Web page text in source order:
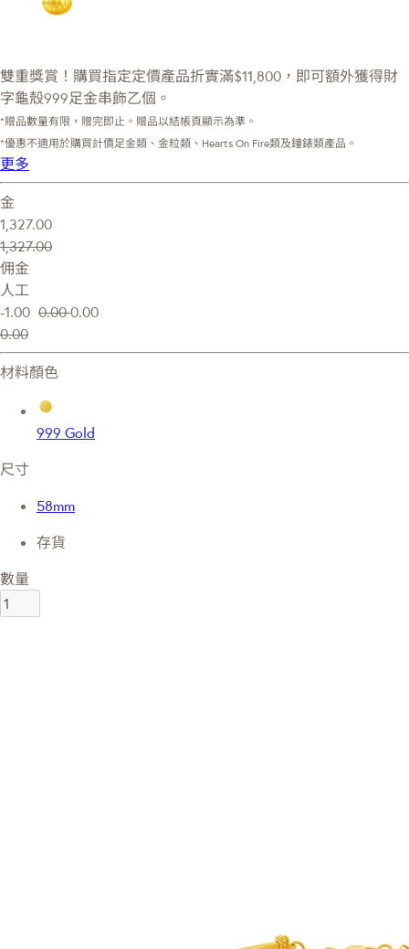
雙重獎賞！購買指定定價產品折實滿$11,800，即可額外獲得財
字龜殼999足金串飾乙個。
*贈品數量有限，贈完即止。贈品以結帳頁顯示為準。
*優惠不適用於購買計價足金類、金粒類、Hearts On Fire類及鐘錶類產品。
更多
金
1,327.00
1,327.00
佣金
人工
-1.00 0.000.00
0.00
材料顏色
999 Gold
尺寸
58mm
存貨
數量